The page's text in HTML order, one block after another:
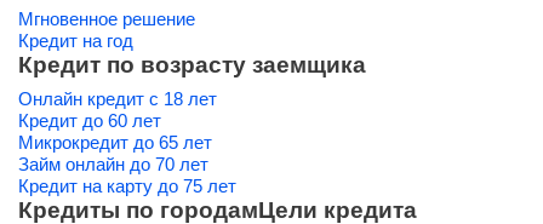
Мгновенное решение
Кредит на год
Кредит по возрасту заемщика
Онлайн кредит с 18 лет
Кредит до 60 лет
Микрокредит до 65 лет
Займ онлайн до 70 лет
Кредит на карту до 75 лет
Кредиты по городамЦели кредита